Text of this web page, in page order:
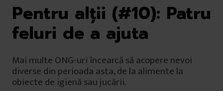
Pentru alții (#10): Patru
feluri de a ajuta
Mai multe ONG-uri încearcă să acopere nevoi
diverse din perioada asta, de la alimente la
obiecte de igienă sau jucării.